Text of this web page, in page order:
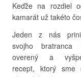
Keďže na rozdiel
kamarát už takéto
Jeden z nás
svojho
overený a
recept, ktorý sme